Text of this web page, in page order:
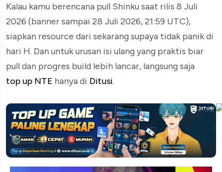
Kalau kamu berencana pull Shinku saat rilis 8 Juli
2026 (banner sampai 28 Juli 2026, 21:59 UTC),
siapkan resource dari sekarang supaya tidak panik di
hari H. Dan untuk urusan isi ulang yang praktis biar
pull dan progres build lebih lancar, langsung saja
top up NTE hanya di Ditusi.